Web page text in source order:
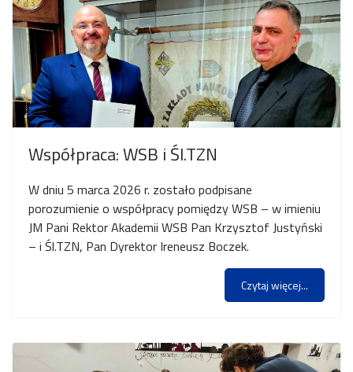
Współpraca: WSB i Śl.TZN
W dniu 5 marca 2026 r. zostało podpisane
porozumienie o współpracy pomiędzy WSB – w imieniu
JM Pani Rektor Akademii WSB Pan Krzysztof Justyński
– i Śl.TZN, Pan Dyrektor Ireneusz Boczek.
Czytaj więcej...